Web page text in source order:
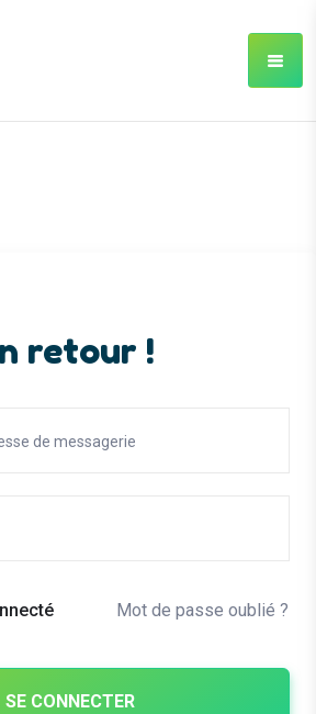
retour !
Mot de passe oublié ?
SE CONNECTER